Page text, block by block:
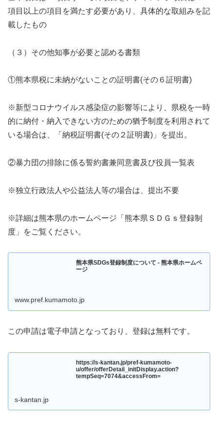
項目以上の項目を満たす必要があり、具体的な取組みを記
載したもの
（３）その他知事が必要と認める書類
①熊本県税に未納がないことの証明書(その６証明書)
※新型コロナウイルス感染症の影響等により、県税を一時
的に納付・納入できない方のための猶予制度を利用されて
いる場合は、「納税証明書(その２証明書)」を提出。
②暴力団の排除に係る誓約書兼同意書及び役員一覧表
※独立行政法人や公益法人等の場合は、提出不要
※詳細は熊本県のホームページ「熊本県ＳＤＧｓ登録制
度」をご覧ください。
熊本県SDGs登録制度について - 熊本県ホームペ
ージ
www.pref.kumamoto.jp
この申請は電子申請となっており、登録は無料です。
https://s-kantan.jp/pref-kumamoto-
u/offer/offerDetail_initDisplay.action?
tempSeq=7074&accessFrom=
s-kantan.jp